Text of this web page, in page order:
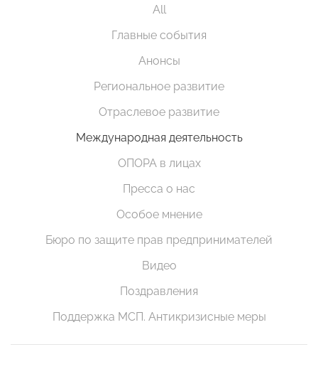
All
Главные события
Анонсы
Региональное развитие
Отраслевое развитие
Международная деятельность
ОПОРА в лицах
Пресса о нас
Особое мнение
Бюро по защите прав предпринимателей
Видео
Поздравления
Поддержка МСП. Антикризисные меры